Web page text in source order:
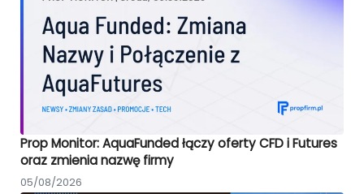
Prop Monitor: AquaFunded łączy oferty CFD i Futures
oraz zmienia nazwę firmy
05/08/2026